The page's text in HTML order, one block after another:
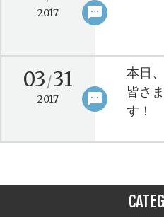
sms
2017 keyboard_arrow_right
sms
03/31
2017
本日
皆さ
す！
keyboard_arrow_right